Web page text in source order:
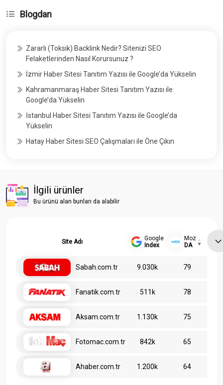
Blogdan
Zararlı (Toksik) Backlink Nedir? Sitenizi SEO
Felaketlerinden Nasıl Korursunuz ?
İzmir Haber Sitesi Tanıtım Yazısı ile Google’da Yükselin
Kahramanmaraş Haber Sitesi Tanıtım Yazısı ile
Google’da Yükselin
İstanbul Haber Sitesi Tanıtım Yazısı ile Google’da
Yükselin
Hatay Haber Sitesi SEO Çalışmaları ile Öne Çıkın
İlgili ürünler
Bu ürünü alan bunları da alabilir
Site Adı
Google
Index
Moz
DA
Sabah.com.tr 9.030k 79
Fanatik.com.tr 511k 78
Aksam.com.tr 1.130k 75
Fotomac.com.tr 842k 65
Ahaber.com.tr 1.200k 64